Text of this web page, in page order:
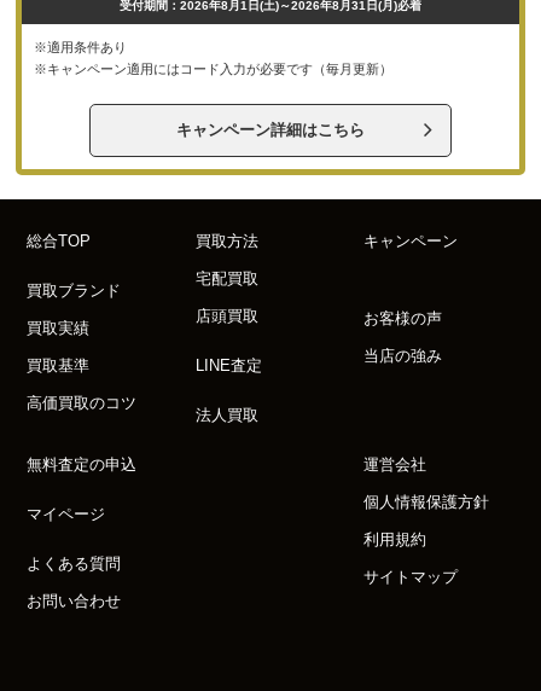
受付期間：2026年8月1日(土)～2026年8月31日(月)必着
※適用条件あり
※キャンペーン適用にはコード入力が必要です（毎月更新）
キャンペーン詳細はこちら
総合TOP
買取ブランド
買取実績
買取基準
高価買取のコツ
買取方法
宅配買取
店頭買取
LINE査定
法人買取
キャンペーン
お客様の声
当店の強み
無料査定の申込
マイページ
よくある質問
お問い合わせ
運営会社
個人情報保護方針
利用規約
サイトマップ